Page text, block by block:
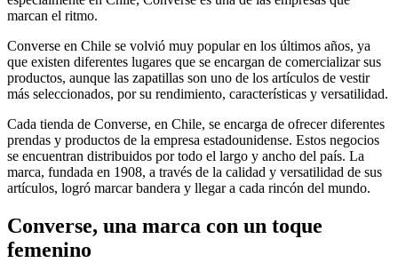
marcan el ritmo.
Converse en Chile se volvió muy popular en los últimos años, ya
que existen diferentes lugares que se encargan de comercializar sus
productos, aunque las zapatillas son uno de los artículos de vestir
más seleccionados, por su rendimiento, características y versatilidad.
Cada tienda de Converse, en Chile, se encarga de ofrecer diferentes
prendas y productos de la empresa estadounidense. Estos negocios
se encuentran distribuidos por todo el largo y ancho del país. La
marca, fundada en 1908, a través de la calidad y versatilidad de sus
artículos, logró marcar bandera y llegar a cada rincón del mundo.
Converse, una marca con un toque
femenino